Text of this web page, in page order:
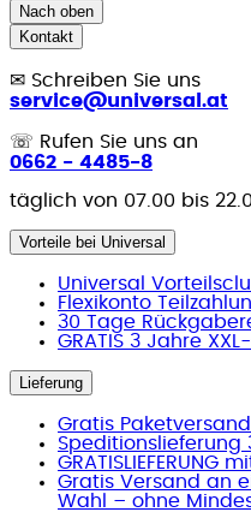
Nach oben
Kontakt
✉ Schreiben Sie uns
service@universal.at
☏ Rufen Sie uns an
0662 - 4485-8
täglich von 07.00 bis
Vorteile bei Universal
Universal
Flexikonto
30 Tage
GRATIS 3 Jahre
Lieferung
Gratis
Speditionslieferung
Gratis Versand an
Wahl – ohne